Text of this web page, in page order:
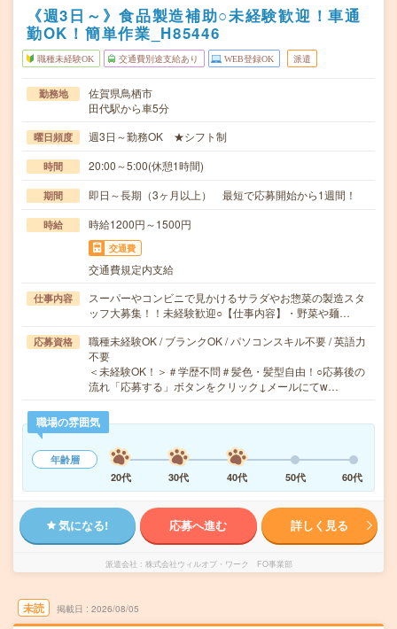
《週3日～》食品製造補助○未経験歓迎！車通
勤OK！簡単作業_H85446
職種未経験OK 交通費別途支給あり WEB登録OK 派遣
勤務地
佐賀県鳥栖市
田代駅から車5分
曜日頻度 週3日～勤務OK ★シフト制
時間 20:00～5:00(休憩1時間)
期間 即日～長期（3ヶ月以上） 最短で応募開始から1週間！
時給 時給1200円～1500円
交通費
交通費規定内支給
仕事内容
スーパーやコンビニで見かけるサラダやお惣菜の製造スタ
ッフ大募集！！未経験歓迎○【仕事内容】・野菜や麺…
応募資格
職種未経験OK / ブランクOK / パソコンスキル不要 / 英語力
不要
＜未経験OK！＞＃学歴不問＃髪色・髪型自由！○応募後の
流れ「応募する」ボタンをクリック↓メールにてw…
職場の雰囲気
年齢層
20代
30代 40代 50代 60代
気になる! 応募へ進む 詳しく見る
派遣会社 株式会社ウィルオブ・ワーク FO事業部
未読 掲載日 2026/08/05